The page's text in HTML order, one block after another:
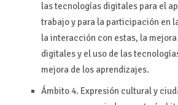
las tecnologías digitales para el
trabajo y para la participación en
la interacción con estas, la
digitales y el uso de las
mejora de los aprendizajes.
Ámbito 4. Expresión cultural y